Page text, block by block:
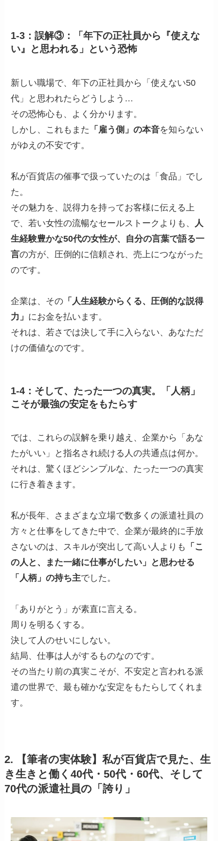
1-3：誤解③：「年下の正社員から『使えな
い』と思われる」という恐怖
新しい職場で、年下の正社員から「使えない50
代」と思われたらどうしよう…
その恐怖心も、よく分かります。
しかし、これもまた 「雇う側」の本音を知らない
がゆえの不安です。
私が百貨店の催事で扱っていたのは「食品」でし
た。
その魅力を、説得力を持ってお客様に伝える上
で、若い女性の流暢なセールストークよりも、
人
生経験豊かな50代の女性が、自分の言葉で語る一
言の方が、圧倒的に信頼され、売上につながった
のです。
企業は、その 「人生経験からくる、圧倒的な説得
力」 にお金を払います。
それは、若さでは決して手に入らない、あなただ
けの価値なのです。
1-4：そして、たった一つの真実。「人柄」
こそが最強の安定をもたらす
では、これらの誤解を乗り越え、企業から「あな
たがいい」と指名され続ける人の共通点は何か。
それは、驚くほどシンプルな、たった一つの真実
に行き着きます。
私が長年、さまざまな立場で数多くの派遣社員の
方々と仕事をしてきた中で、企業が最終的に手放
さないのは、スキルが突出して高い人よりも
「こ
の人と、また一緒に仕事がしたい」と思わせる
「人柄」の持ち主でした。
「ありがとう」が素直に言える。
周りを明るくする。
決して人のせいにしない。
結局、仕事は人がするものなのです。
その当たり前の真実こそが、不安定と言われる派
遣の世界で、最も確かな安定をもたらしてくれま
す。
2. 【筆者の実体験】私が百貨店で見た、生
き生きと働く40代・50代・60代、そして
70代の派遣社員の「誇り」